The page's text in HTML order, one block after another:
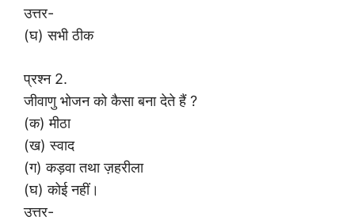
उत्तर-
(घ) सभी ठीक
प्रश्न 2.
जीवाणु भोजन को कैसा बना देते हैं ?
(क) मीठा
(ख) स्वाद
(ग) कड़वा तथा ज़हरीला
(घ) कोई नहीं।
उत्तर-